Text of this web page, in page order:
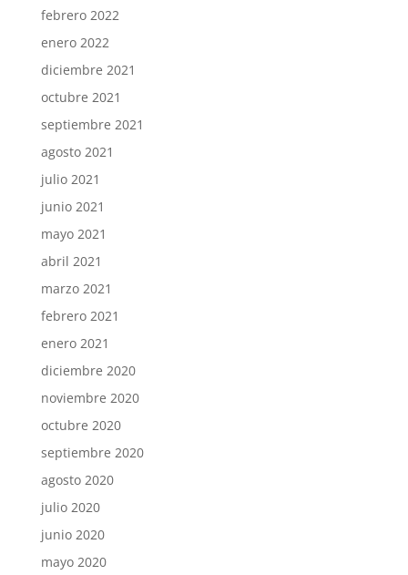
febrero 2022
enero 2022
diciembre 2021
octubre 2021
septiembre 2021
agosto 2021
julio 2021
junio 2021
mayo 2021
abril 2021
marzo 2021
febrero 2021
enero 2021
diciembre 2020
noviembre 2020
octubre 2020
septiembre 2020
agosto 2020
julio 2020
junio 2020
mayo 2020